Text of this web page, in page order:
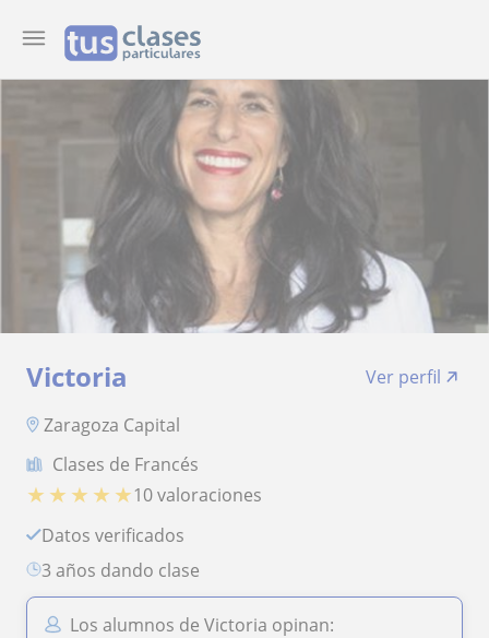
Victoria
Ver perfil
Zaragoza Capital
Clases de Francés
★ ★ ★ ★ ★10 valoraciones
Datos verificados
3 años dando clase
Los alumnos de Victoria opinan: